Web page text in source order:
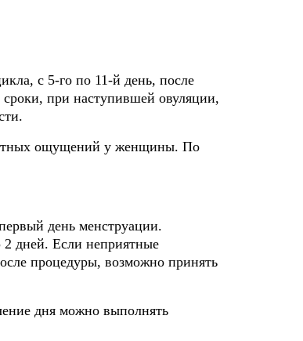
с 5-го по 11-й день, после
при наступившей овуляции,
ощущений у женщины. По
день менструации.
дней. Если неприятные
процедуры, возможно принять
дня можно выполнять